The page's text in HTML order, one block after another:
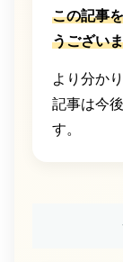
この記事
うござい
より分か
記事は今
す。